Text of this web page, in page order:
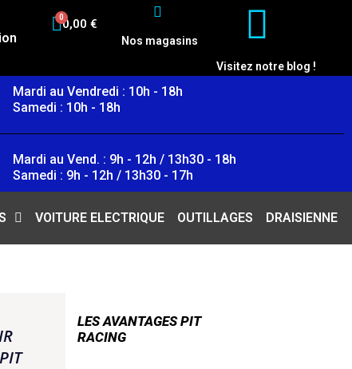
0,00 €
Nos magasins
Visitez notre blog !
Mardi au Vendredi : 10h - 18h
Samedi : 10h - 18h
Mardi au Vend. : 9h - 12h / 13h30 - 18h
Samedi : 9h - 12h / 13h30 - 17h
VOITURE ELECTRIQUE OUTILLAGES DRAISIENNE
LES AVANTAGES PIT
RACING